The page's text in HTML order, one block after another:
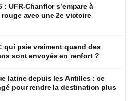
: UFR-Chanflor s’empare à
avec une 2e victoire
qui paie vraiment quand des
sont envoyés en renfort ?
latine depuis les Antilles : ce
pour rendre la destination plus